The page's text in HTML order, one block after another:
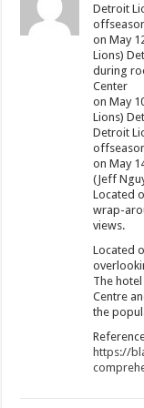
Detroit
on May
Lions)
during
Center
on May
Lions)
Detroit
on May
(Jeff
Located
wrap-
views.
Located
The
Centre
the
https://